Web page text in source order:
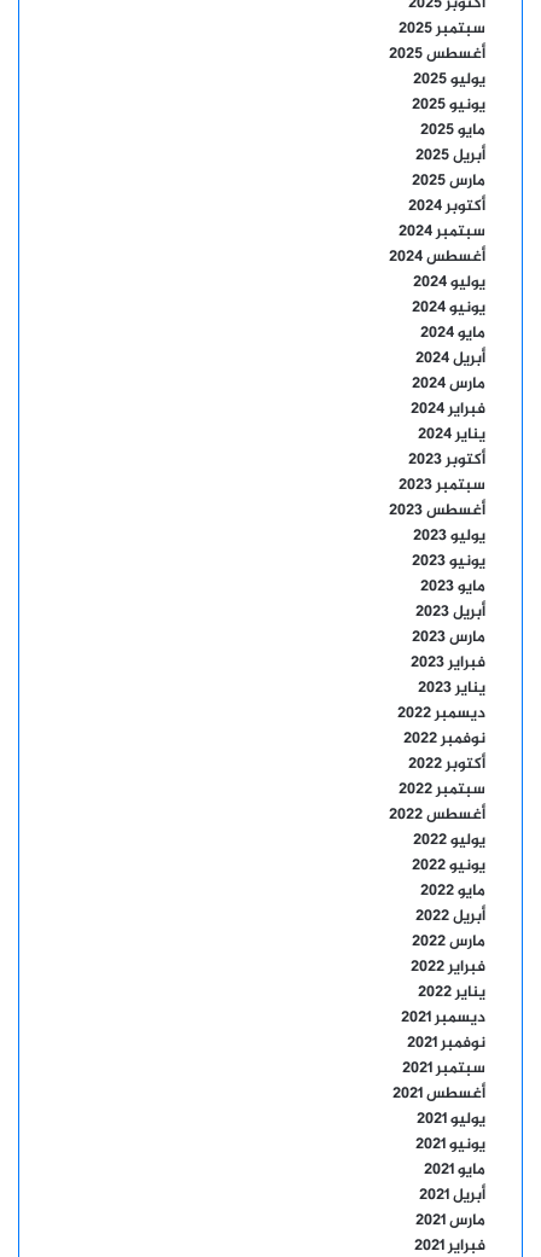
سبتمبر 2025
أغسطس 2025
يوليو 2025
يونيو 2025
مايو 2025
أبريل 2025
مارس 2025
أكتوبر 2024
سبتمبر 2024
أغسطس 2024
يوليو 2024
يونيو 2024
مايو 2024
أبريل 2024
مارس 2024
فبراير 2024
يناير 2024
أكتوبر 2023
سبتمبر 2023
أغسطس 2023
يوليو 2023
يونيو 2023
مايو 2023
أبريل 2023
مارس 2023
فبراير 2023
يناير 2023
ديسمبر 2022
نوفمبر 2022
أكتوبر 2022
سبتمبر 2022
أغسطس 2022
يوليو 2022
يونيو 2022
مايو 2022
أبريل 2022
مارس 2022
فبراير 2022
يناير 2022
ديسمبر 2021
نوفمبر 2021
سبتمبر 2021
أغسطس 2021
يوليو 2021
يونيو 2021
مايو 2021
أبريل 2021
مارس 2021
فبراير 2021